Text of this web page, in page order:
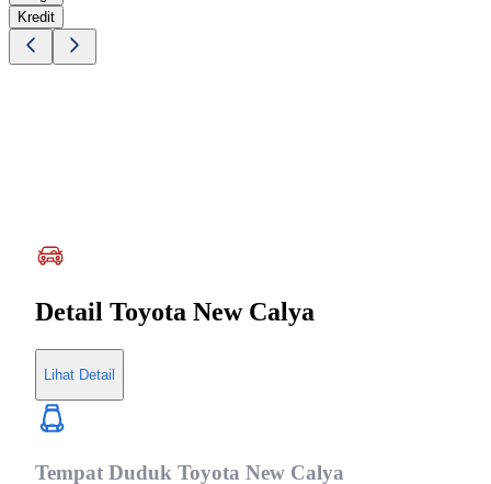
Kredit
Detail Toyota New Calya
Lihat Detail
Tempat Duduk Toyota New Calya